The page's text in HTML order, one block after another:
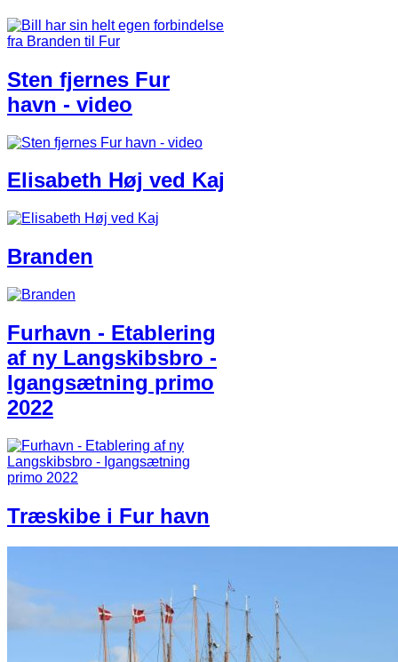
Sten fjernes Fur
havn - video
Elisabeth Høj ved Kaj
Branden
Furhavn - Etablering
af ny Langskibsbro -
Igangsætning primo
2022
Træskibe i Fur havn